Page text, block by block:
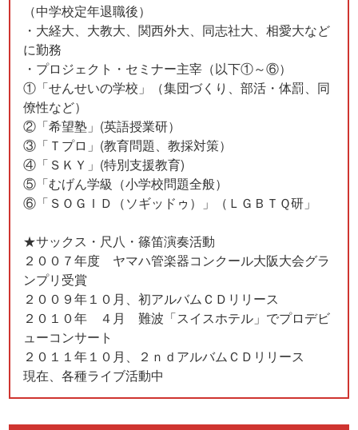
（中学校定年退職後）
・大経大、大教大、関西外大、同志社大、相愛大など
に勤務
・プロジェクト・セミナー主宰（以下①～⑥）
①「せんせいの学校」（集団づくり、部活・体罰、同
僚性など）
②「希望塾」(英語授業研）
③「Ｔプロ」(教育問題、教採対策）
④「ＳＫＹ」(特別支援教育)
⑤「むげん学級（小学校問題全般）
⑥「ＳＯＧＩＤ（ソギッドゥ）」（ＬＧＢＴＱ研」
★サックス・尺八・篠笛演奏活動
２００７年度 ヤマハ管楽器コンクール大阪大会グラ
ンプリ受賞
２００９年１０月、初アルバムＣＤリリース
２０１０年 ４月 難波「スイスホテル」でプロデビ
ューコンサート
２０１１年１０月、２ｎｄアルバムＣＤリリース
現在、各種ライブ活動中